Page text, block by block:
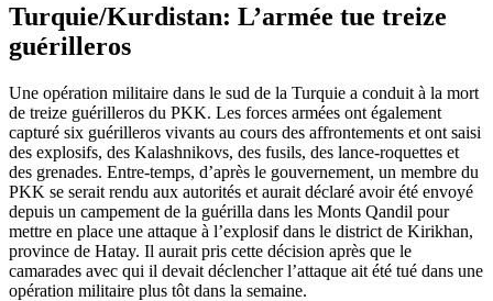
Turquie/Kurdistan: L’armée tue treize
guérilleros
Une opération militaire dans le sud de la Turquie a conduit à la mort
de treize guérilleros du PKK. Les forces armées ont également
capturé six guérilleros vivants au cours des affrontements et ont saisi
des explosifs, des Kalashnikovs, des fusils, des lance-roquettes et
des grenades. Entre-temps, d’après le gouvernement, un membre du
PKK se serait rendu aux autorités et aurait déclaré avoir été envoyé
depuis un campement de la guérilla dans les Monts Qandil pour
mettre en place une attaque à l’explosif dans le district de Kirikhan,
province de Hatay. Il aurait pris cette décision après que le
camarades avec qui il devait déclencher l’attaque ait été tué dans une
opération militaire plus tôt dans la semaine.